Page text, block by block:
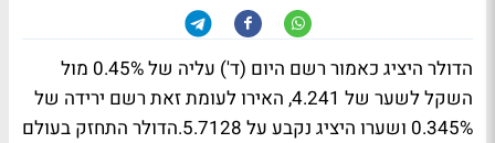
הדולר היציג כאמור רשם היום (ד') עליה של 0.45% מול
השקל לשער של 4.241, האירו לעומת זאת רשם ירידה של
0.345% ושערו היציג נקבע על 5.7128.הדולר התחזק בעולם